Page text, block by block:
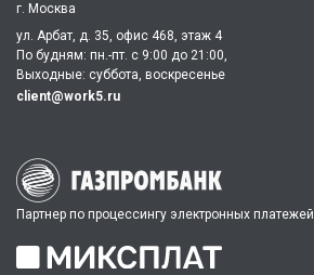
Партнер по процессингу электронных платежей
г. Москва
ул. Арбат, д. 35, офис 468, этаж 4
По будням: пн.-пт. c 9:00 до 21:00,
Выходные: суббота, воскресенье
client@work5.ru